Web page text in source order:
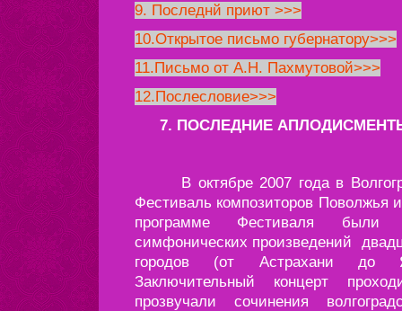
9. Последнй приют >>>
10.Открытое письмо губернатору>>>
11.Письмо от А.Н. Пахмутовой>>>
12.Послесловие>>>
7. ПОСЛЕДНИЕ
В октябре 2007 года в
Фестиваль композиторов Поволжья
программе Фестиваля были
симфонических произведений
городов (от Астрахани до
Заключительный концерт
прозвучали сочинения